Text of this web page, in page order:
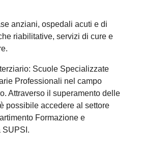
anziani, ospedali acuti e di
riabilitative, servizi di cure e
Scuole Specializzate
Professionali nel campo
Attraverso il superamento delle
possibile accedere al settore
Formazione e
SUPSI.